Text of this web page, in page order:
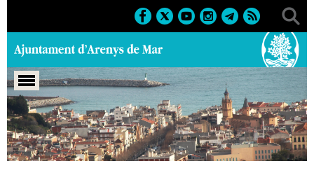
Portada > Agenda > 18-01-
2026 > Marcs > Culturals > 2026 > Activitats musicals